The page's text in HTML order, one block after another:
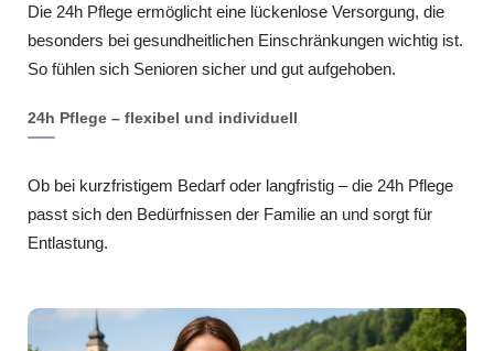
Die 24h Pflege ermöglicht eine lückenlose Versorgung, die
besonders bei gesundheitlichen Einschränkungen wichtig ist.
So fühlen sich Senioren sicher und gut aufgehoben.
24h Pflege – flexibel und individuell
Ob bei kurzfristigem Bedarf oder langfristig – die 24h Pflege
passt sich den Bedürfnissen der Familie an und sorgt für
Entlastung.